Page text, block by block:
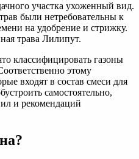
участка ухоженный вид.
были нетребовательны к
на удобрение и стрижку.
трава Лилипут.
классифицировать газоны
этому
входят в состав смеси для
самостоятельно,
и рекомендаций